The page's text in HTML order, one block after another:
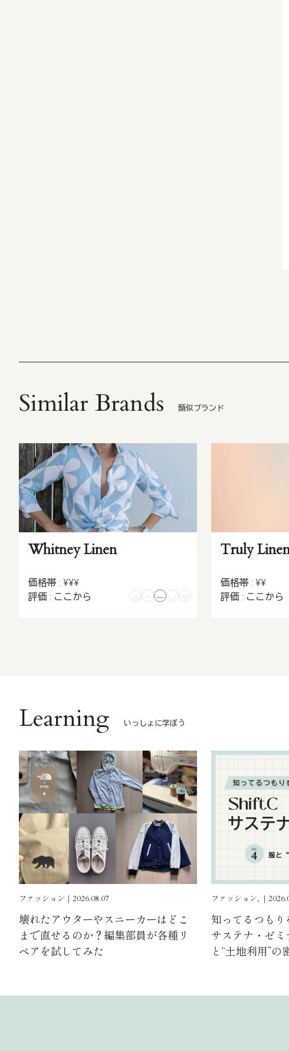
Similar Brands 類似ブランド
Whitney Linen
価格帯 : ¥¥¥
評価 : ここから
Truly
価格帯 : ¥¥
評価 : ここから
Learning いっしょに学ぼう
ファッション｜2026.08.07
壊れたアウターやスニーカーはどこ
まで直せるのか？編集部員が各種リ
ペアを試してみた
ファッション, ｜
知ってるつも
サステナ・ゼ
と“土地利用”の